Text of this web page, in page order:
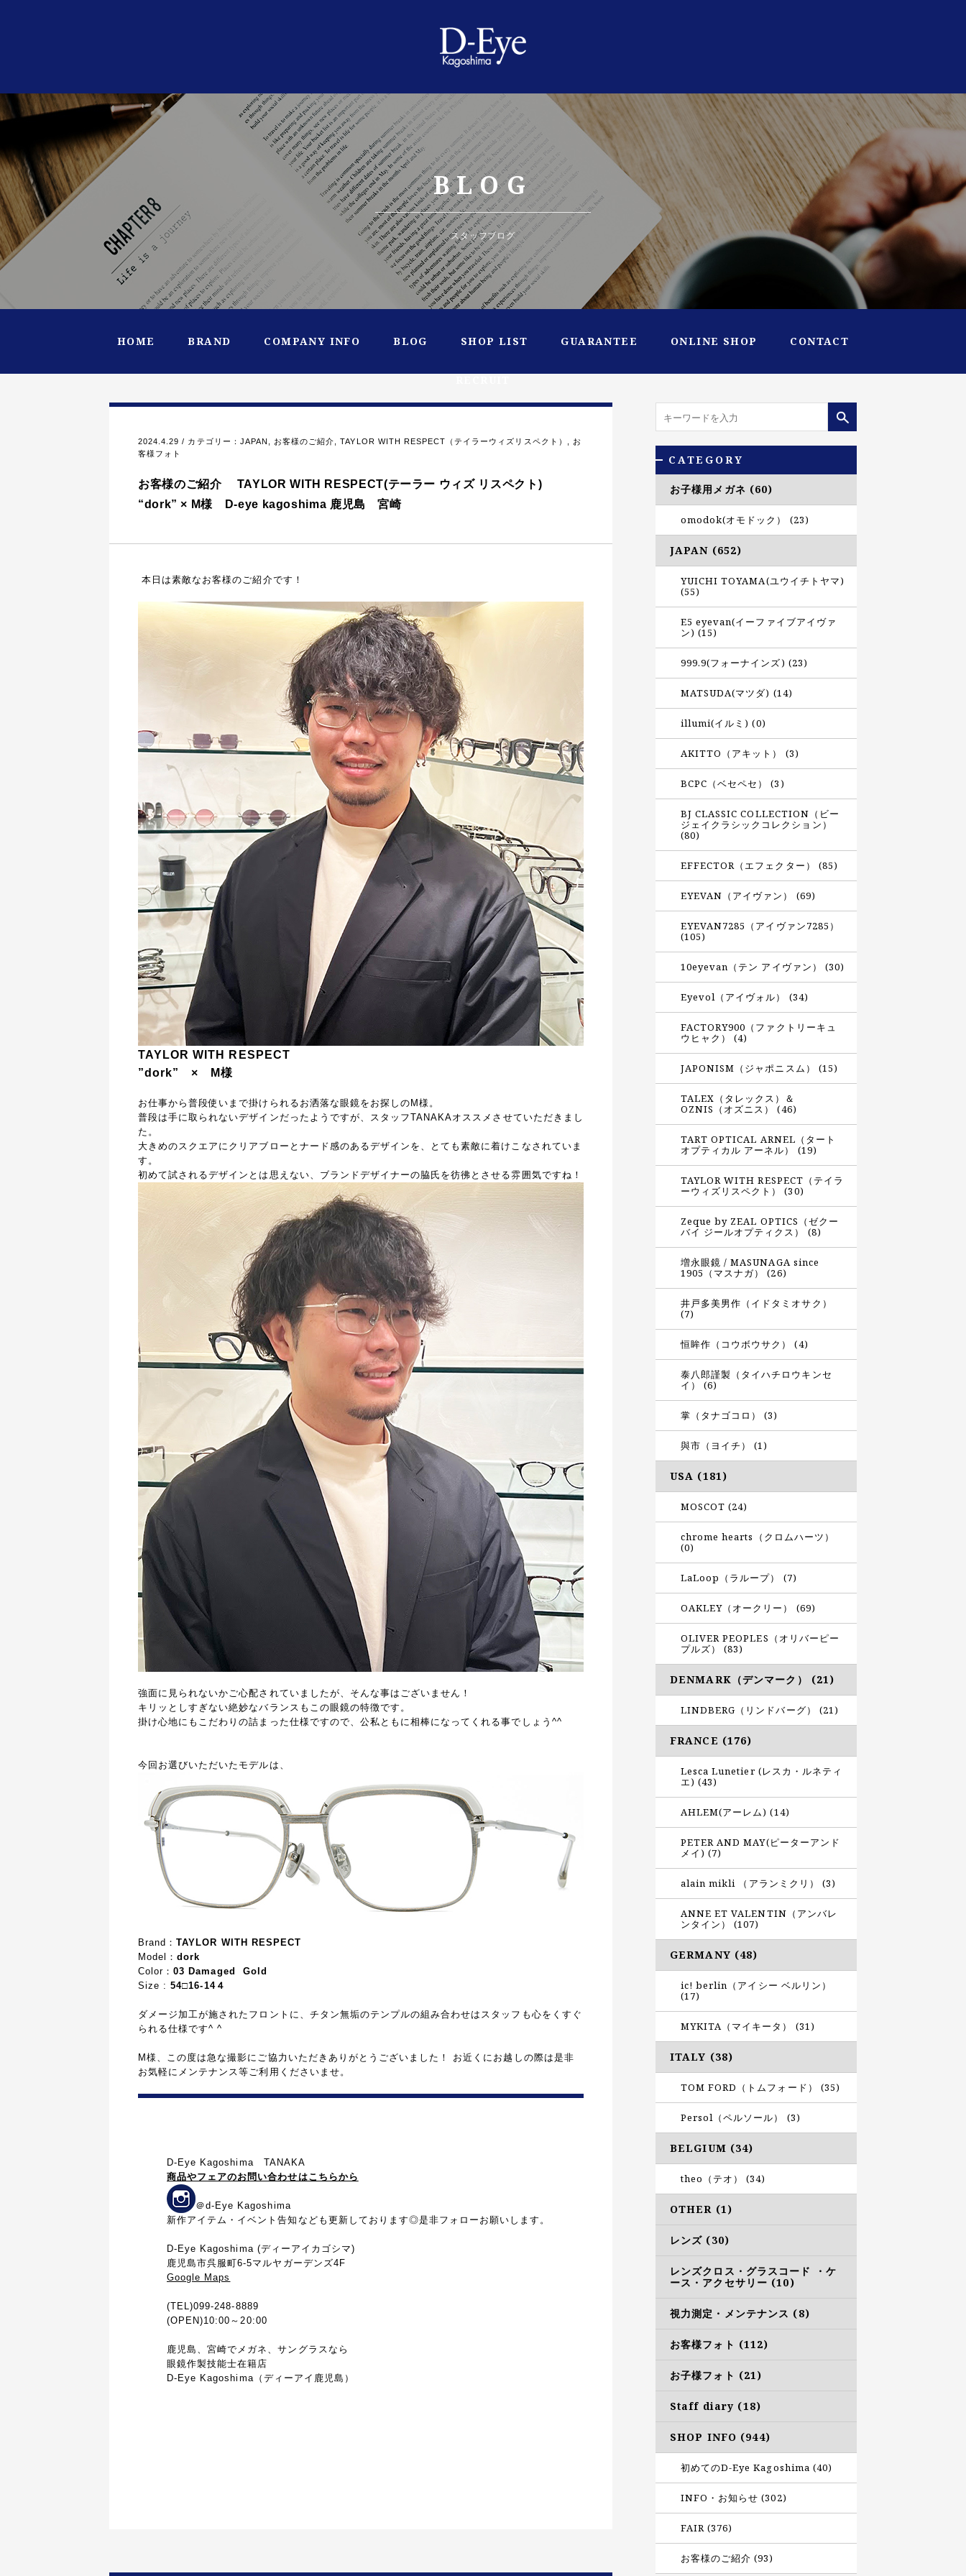
BLOG
スタッフブログ
HOME BRAND COMPANY INFO BLOG SHOP LIST GUARANTEE ONLINE SHOP CONTACT
2024.4.29 / カテゴリー： JAPAN お客様のご紹介 ,TAYLOR WITH RESPECT（テイラーウィズリスペクト）
お
客様フォト
お客様のご紹介 TAYLOR WITH RESPECT(テーラー ウィズ リスペクト)
“dork” × M様 D-eye kagoshima 鹿児島 宮崎
本日は素敵なお客様のご紹介です！
TAYLOR WITH RESPECT
”dork” × M様
お仕事から普段使いまで掛けられるお洒落な眼鏡をお探しのM様。
普段は手に取られないデザインだったようですが、スタッフTANAKAオススメさせていただきまし
た。
大きめのスクエアにクリアブローとナード感のあるデザインを、とても素敵に着けこなされていま
す。
初めて試されるデザインとは思えない、 ブランドデザイナーの脇氏を彷彿とさせる雰囲気ですね！
強面に見られないかご心配されていましたが、そんな事はございません！
キリッとしすぎない絶妙なバランスもこの眼鏡の特徴です。
掛け心地にもこだわりの詰まった仕様ですので、公私ともに相棒になってくれる事でしょう^^
今回お選びいただいたモデルは、
Brand：TAYLOR WITH RESPECT
Model：dork
Color：03 Damaged Gold
Size :54□16-14４
ダメージ加工が施されたフロントに、 チタン無垢のテンプルの組み合わせはスタッフも心をくすぐ
られる仕様です^ ^
M様、この度は急な撮影にご協力いただきありがとうございました！ お近くにお越しの際は是非
お気軽にメンテナンス等ご利用くださいませ。
D-Eye Kagoshima TANA KA
商品やフェアのお問い合わせはこちらから
＠d-Eye Kagoshima
新作アイテム・イベント告知なども更新しております◎是非フォローお願いします。
D-Eye Kagoshima (ディーアイカゴシマ)
鹿児島市呉服町6-5マルヤガーデンズ4F
Google Maps
(TEL)099-248-8889
(OPEN)10:00～20:00
鹿児島、宮崎でメガネ、サングラスなら
眼鏡作製技能士在籍店
D-Eye Kagoshima（ディーアイ鹿児島）
CATEGORY
お子様用メガネ (60)
omodok(オモドック） (23)
JAPAN (652)
YUICHI TOYAMA(ユウイチトヤマ)
(55)
E5 eyevan(イーファイブアイヴァ
ン) (15)
999.9(フォーナインズ) (23)
MATSUDA(マツダ) (14)
illumi(イルミ) (0)
AKITTO（アキット） (3)
BCPC（ベセペセ） (3)
BJ CLASSIC COLLECTION（ビー
ジェイクラシックコレクション）
(80)
EFFECTOR（エフェクター） (85)
EYEVAN（アイヴァン） (69)
EYEVAN7285（アイヴァン7285）
(105)
10eyevan（テン アイヴァン） (30)
Eyevol（アイヴォル） (34)
FACTORY900（ファクトリーキュ
ウヒャク） (4)
JAPONISM（ジャポニスム） (15)
TALEX（タレックス）＆
OZNIS（オズニス） (46)
TART OPTICAL ARNEL（タート
オプティカル アーネル） (19)
TAYLOR WITH RESPECT（テイラ
ーウィズリスペクト） (30)
Zeque by ZEAL OPTICS（ゼクー
バイ ジールオプティクス） (8)
増永眼鏡 / MASUNAGA since
1905（マスナガ） (26)
井戸多美男作（イドタミオサク）
(7)
恒眸作（コウボウサク） (4)
泰八郎謹製（タイハチロウキンセ
イ） (6)
掌（タナゴコロ） (3)
與市（ヨイチ） (1)
USA (181)
MOSCOT (24)
chrome hearts（クロムハーツ）
(0)
LaLoop（ラループ） (7)
OAKLEY（オークリー） (69)
OLIVER PEOPLES（オリバーピー
プルズ） (83)
DENMARK（デンマーク） (21)
LINDBERG（リンドバーグ） (21)
FRANCE (176)
Lesca Lunetier (レスカ・ルネティ
エ) (43)
AHLEM(アーレム) (14)
PETER AND MAY(ピーターアンド
メイ) (7)
alain mikli （アランミクリ） (3)
ANNE ET VALENTIN（アンバレ
ンタイン） (107)
GERMANY (48)
ic! berlin（アイシー ベルリン）
(17)
MYKITA（マイキータ） (31)
ITALY (38)
TOM FORD（トムフォード） (35)
Persol（ペルソール） (3)
BELGIUM (34)
theo（テオ） (34)
OTHER (1)
レンズ (30)
レンズクロス・グラスコード ・ケ
ース・アクセサリー (10)
視力測定・メンテナンス (8)
お客様フォト (112)
お子様フォト (21)
Staff diary (18)
SHOP INFO (944)
初めてのD-Eye Kagoshima (40)
INFO・お知らせ (302)
FAIR (376)
お客様のご紹介 (93)